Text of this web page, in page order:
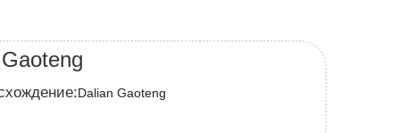
Dalian Gaoteng